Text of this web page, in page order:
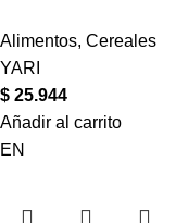
Alimentos, Cereales
YARI
$ 25.944
Añadir al carrito
EN